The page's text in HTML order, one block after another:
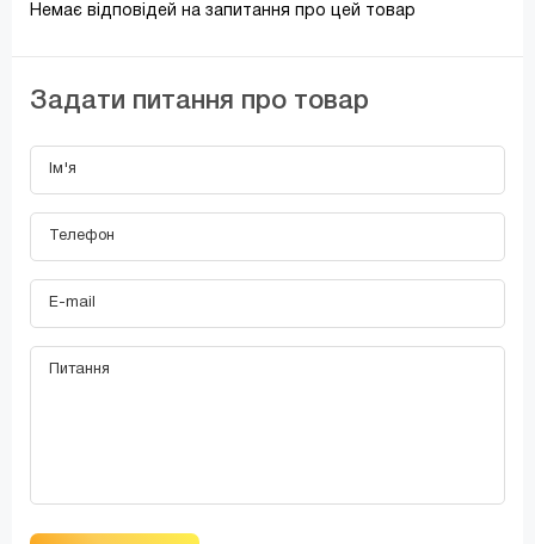
Немає відповідей на запитання про цей товар
Задати питання про товар